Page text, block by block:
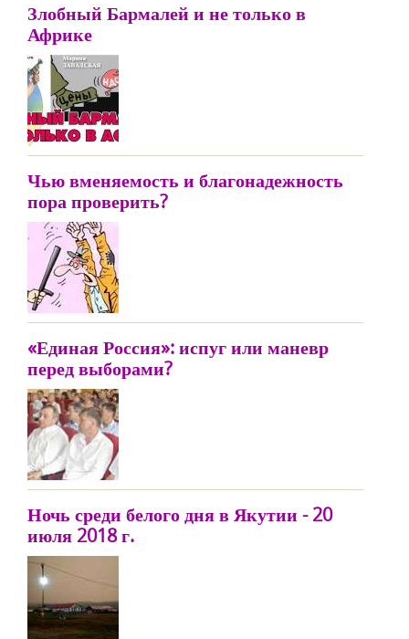
Злобный Бармалей и не только в
Африке
Чью вменяемость и благонадежность
пора проверить?
«Единая Россия»: испуг или маневр
перед выборами?
Ночь среди белого дня в Якутии - 20
июля 2018 г.